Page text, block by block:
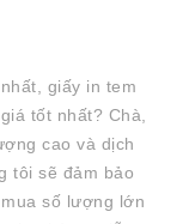
giấy in tem
tốt nhất? Chà,
cao và dịch
tôi sẽ đảm bảo
số lượng lớn